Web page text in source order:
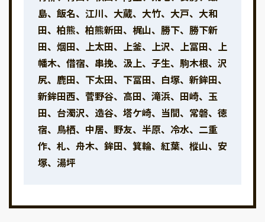
島、飯名、江川、大蔵、大竹、大戸、大和
田、柏熊、柏熊新田、梶山、勝下、勝下新
田、烟田、上太田、上釜、上沢、上冨田、上
幡木、借宿、串挽、汲上、子生、駒木根、沢
尻、鹿田、下太田、下冨田、白塚、新鉾田、
新鉾田西、菅野谷、高田、滝浜、田崎、玉
田、台濁沢、造谷、塔ケ崎、当間、常磐、徳
宿、鳥栖、中居、野友、半原、冷水、二重
作、札、舟木、鉾田、箕輪、紅葉、樅山、安
塚、湯坪